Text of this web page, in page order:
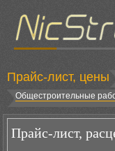
Прайс-лист, цены
Общестроительные
Прайс-лист,